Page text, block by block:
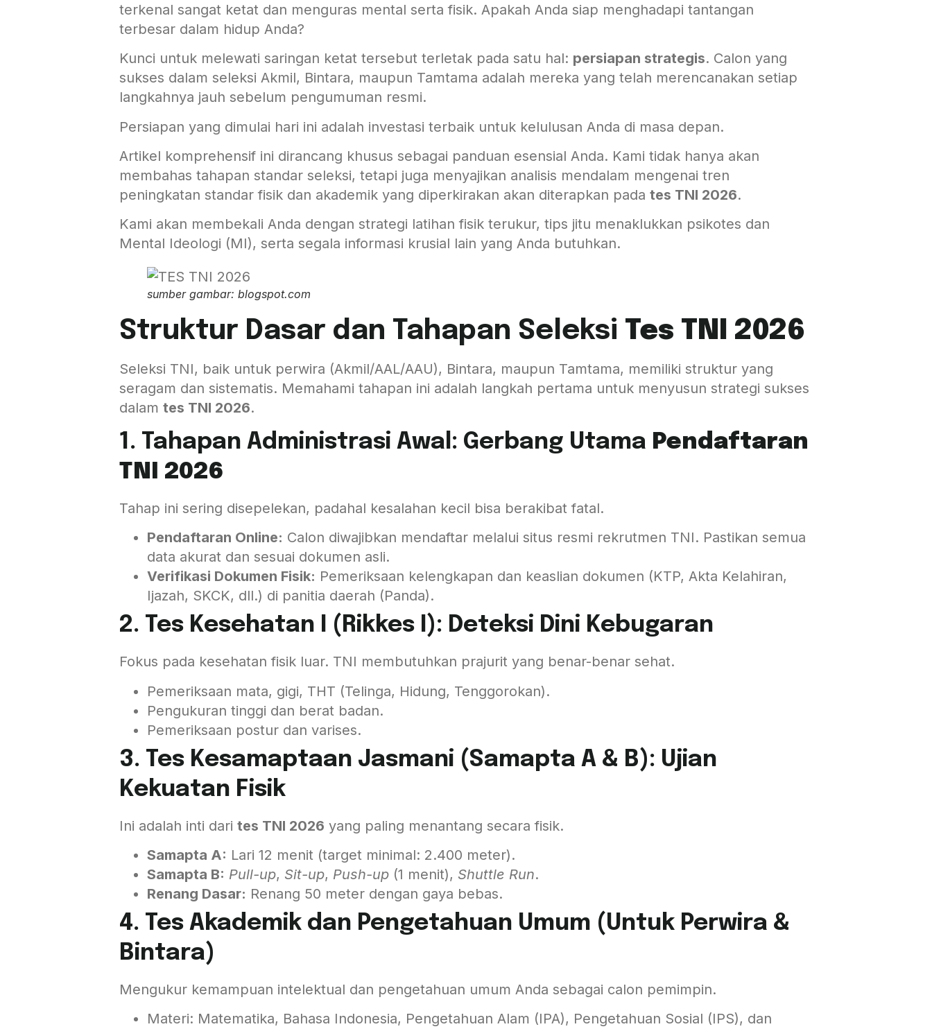
terkenal sangat ketat dan menguras mental serta fisik. Apakah Anda siap menghadapi tantangan
terbesar dalam hidup Anda?
Kunci untuk melewati saringan ketat tersebut terletak pada satu hal: persiapan strategis. Calon yang
sukses dalam seleksi Akmil, Bintara, maupun Tamtama adalah mereka yang telah merencanakan setiap
langkahnya jauh sebelum pengumuman resmi.
Persiapan yang dimulai hari ini adalah investasi terbaik untuk kelulusan Anda di masa depan.
Artikel komprehensif ini dirancang khusus sebagai panduan esensial Anda. Kami tidak hanya akan
membahas tahapan standar seleksi, tetapi juga menyajikan analisis mendalam mengenai tren
peningkatan standar fisik dan akademik yang diperkirakan akan diterapkan pada tes TNI 2026.
Kami akan membekali Anda dengan strategi latihan fisik terukur, tips jitu menaklukkan psikotes dan
Mental Ideologi (MI), serta segala informasi krusial lain yang Anda butuhkan.
sumber gambar: blogspot.com
Struktur Dasar dan Tahapan Seleksi Tes TNI 2026
Seleksi TNI, baik untuk perwira (Akmil/AAL/AAU), Bintara, maupun Tamtama, memiliki struktur yang
seragam dan sistematis. Memahami tahapan ini adalah langkah pertama untuk menyusun strategi sukses
dalam tes TNI 2026.
1. Tahapan Administrasi Awal: Gerbang Utama Pendaftaran
TNI 2026
Tahap ini sering disepelekan, padahal kesalahan kecil bisa berakibat fatal.
Pendaftaran Online: Calon diwajibkan mendaftar melalui situs resmi rekrutmen TNI. Pastikan semua
data akurat dan sesuai dokumen asli.
Verifikasi Dokumen Fisik: Pemeriksaan kelengkapan dan keaslian dokumen (KTP, Akta Kelahiran,
Ijazah, SKCK, dll.) di panitia daerah (Panda).
2. Tes Kesehatan I (Rikkes I): Deteksi Dini Kebugaran
Fokus pada kesehatan fisik luar. TNI membutuhkan prajurit yang benar-benar sehat.
Pemeriksaan mata, gigi, THT (Telinga, Hidung, Tenggorokan).
Pengukuran tinggi dan berat badan.
Pemeriksaan postur dan varises.
3. Tes Kesamaptaan Jasmani (Samapta A & B): Ujian
Kekuatan Fisik
Ini adalah inti dari tes TNI 2026 yang paling menantang secara fisik.
Samapta A: Lari 12 menit (target minimal: 2.400 meter).
Samapta B: Pull-up, Sit-up, Push-up (1 menit), Shuttle Run.
Renang Dasar: Renang 50 meter dengan gaya bebas.
4. Tes Akademik dan Pengetahuan Umum (Untuk Perwira &
Bintara)
Mengukur kemampuan intelektual dan pengetahuan umum Anda sebagai calon pemimpin.
Materi: Matematika, Bahasa Indonesia, Pengetahuan Alam (IPA), Pengetahuan Sosial (IPS), dan